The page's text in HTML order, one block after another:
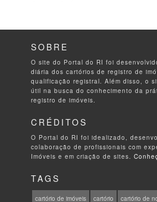
SOBRE
O site do Portal do RI foi
diária dos cartórios de registro de
qualificação registral. Além disso, o
útil na busca do conhecimento da
registro de imóveis.
CRÉDITOS
O Portal do RI foi idealizado,
colaboração de profissionais com
Imóveis e em criação de sites.
TAGS
cartório de imóveis cartório cartório de